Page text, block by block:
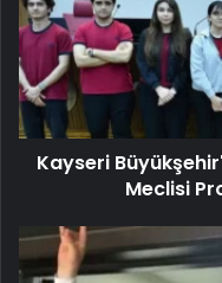
Kayseri
Meclisi